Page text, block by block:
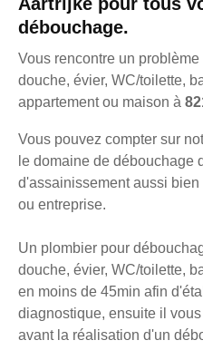
débouchage.
Vous rencontre un
douche, évier, WC/toilette,
appartement ou maison à
Vous pouvez compter sur
le domaine de débouchage
d'assainissement aussi
ou entreprise.
Un plombier pour
douche, évier, WC/toilette,
en moins de 45min afin
diagnostique, ensuite il
avant la réalisation d'un